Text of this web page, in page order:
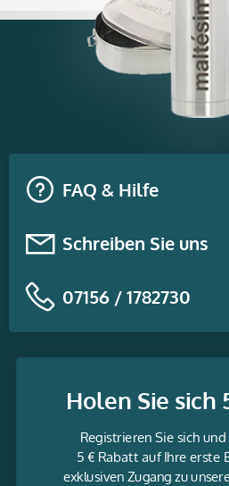
FAQ & Hilfe
Schreiben Sie uns
07156 / 1782730
Informationen
Holen Sie sich
Registrieren Sie sich
5 € Rabatt auf Ihre erste
exklusiven Zugang zu